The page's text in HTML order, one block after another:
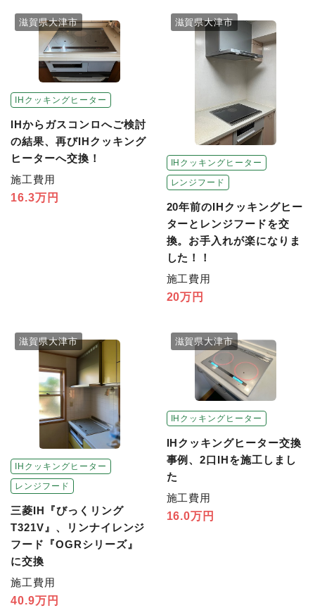
IHクッキングヒーター
滋賀県大津市
IHからガスコンロへご検討
の結果、再びIHクッキング
ヒーターへ交換！
施工費用
16.3万円
IHクッキングヒーター
レンジフード
滋賀県大津市
20年前のIHクッキングヒー
ターとレンジフードを交
換。お手入れが楽になりま
した！！
施工費用
20万円
IHクッキングヒーター
レンジフード
滋賀県大津市
三菱IH『びっくリング
T321V』、リンナイレンジ
フード『OGRシリーズ』
に交換
施工費用
40.9万円
IHクッキングヒーター
滋賀県大津市
IHクッキングヒーター交換
事例、2口IHを施工しまし
た
施工費用
16.0万円